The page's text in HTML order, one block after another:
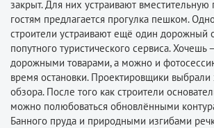
закрыт. Для них устраивают вместительную
гостям предлагается прогулка пешком.
строители устраивают ещё один дорожный
попутного туристичес­кого сервиса. Хочешь
дорожными товарами, а можно и
время остановки. Проектировщики
обзора. После того как строители
можно полюбоваться обновлёнными
Банного пруда и природными изгибами